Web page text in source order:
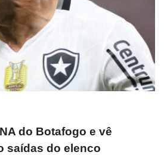
do Botafogo e vê
saídas do elenco